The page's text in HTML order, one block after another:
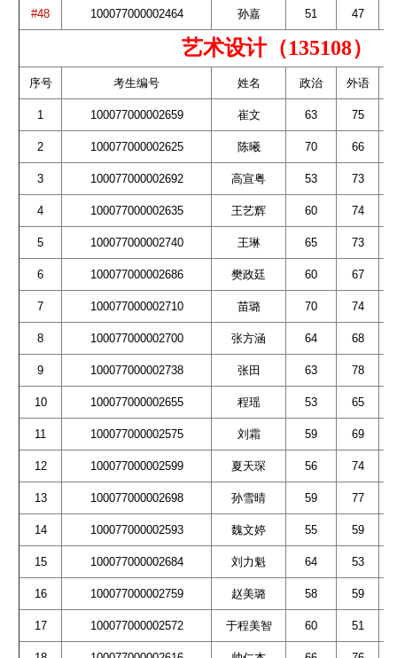
#48 100077000002464 孙嘉 51 47
艺术设计（135108）
序号 考生编号 姓名 政治 外语
1 100077000002659 崔文 63 75
2 100077000002625 陈曦 70 66
3 100077000002692 高宣粤 53 73
4 100077000002635 王艺辉 60 74
5 100077000002740 王琳 65 73
6 100077000002686 樊政廷 60 67
7 100077000002710 苗璐 70 74
8 100077000002700 张方涵 64 68
9 100077000002738 张田 63 78
10 100077000002655 程瑶 53 65
11 100077000002575 刘霜 59 69
12 100077000002599 夏天琛 56 74
13 100077000002698 孙雪晴 59 77
14 100077000002593 魏文婷 55 59
15 100077000002684 刘力魁 64 53
16 100077000002759 赵美璐 58 59
17 100077000002572 于程美智 60 51